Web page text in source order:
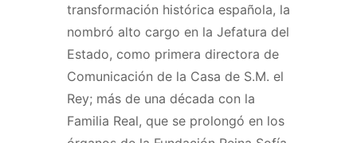
transformación histórica española, la
nombró alto cargo en la Jefatura del
Estado, como primera directora de
Comunicación de la Casa de S.M. el
Rey; más de una década con la
Familia Real, que se prolongó en los